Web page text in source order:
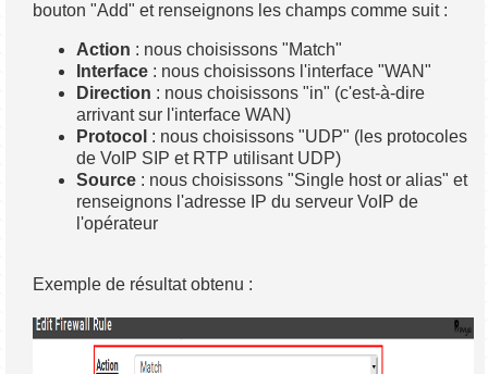
bouton "Add" et renseignons les champs comme suit :
Action : nous choisissons "Match"
Interface : nous choisissons l'interface "WAN"
Direction : nous choisissons "in" (c'est-à-dire
arrivant sur l'interface WAN)
Protocol : nous choisissons "UDP" (les protocoles
de VoIP SIP et RTP utilisant UDP)
Source : nous choisissons "Single host or alias" et
renseignons l'adresse IP du serveur VoIP de
l'opérateur
Exemple de résultat obtenu :